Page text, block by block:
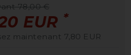
78,00 €
EUR *
maintenant 7,80 EUR